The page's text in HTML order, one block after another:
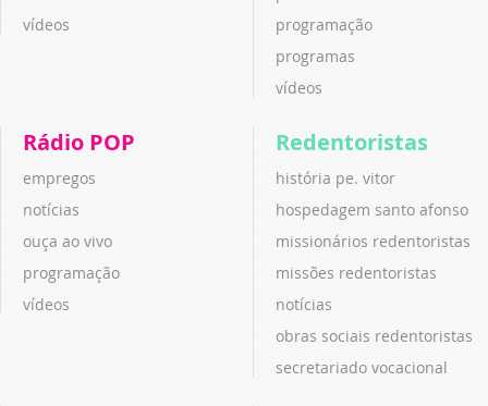
vídeos
programação
programas
vídeos
Rádio POP
empregos
notícias
ouça ao vivo
programação
vídeos
Redentoristas
história pe. vitor
hospedagem santo afonso
missionários redentoristas
missões redentoristas
notícias
obras sociais redentoristas
secretariado vocacional